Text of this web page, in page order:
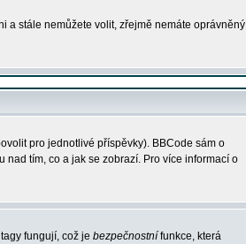
a stále nemůžete volit, zřejmě nemáte oprávněný
pro jednotlivé příspěvky). BBCode sám o
nad tím, co a jak se zobrazí. Pro více informací o
fungují, což je bezpečnostní funkce, která